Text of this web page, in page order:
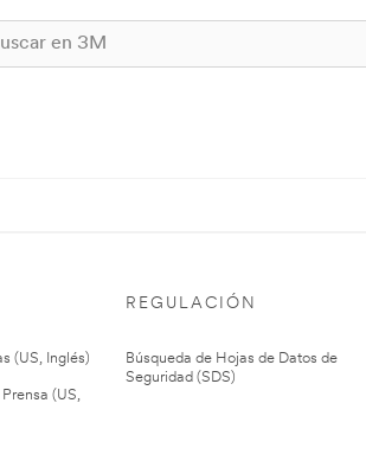
(US, Inglés)
(US,
REGULACIÓN
Búsqueda de Hojas de Datos de
Seguridad (SDS)